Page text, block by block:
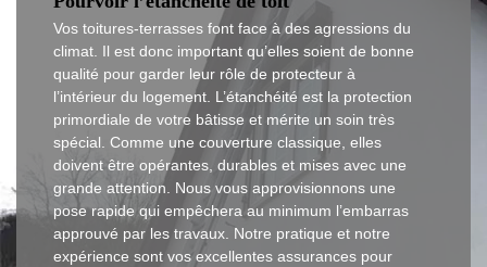
Vos toitures-terrasses font face à des agressions du
climat. Il est donc important qu’elles soient de bonne
qualité pour garder leur rôle de protecteur à
l’intérieur du logement. L’étanchéité est la protection
primordiale de votre bâtisse et mérite un soin très
spécial. Comme une couverture classique, elles
doivent être opérantes, durables et mises avec une
grande attention. Nous vous approvisionnons une
pose rapide qui empêchera au minimum l’embarras
approuvé par les travaux. Notre pratique et notre
expérience sont vos excellentes assurances pour